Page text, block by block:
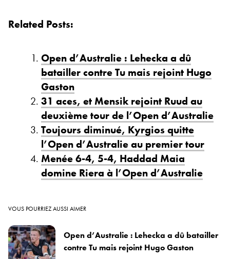
Related Posts:
Open d’Australie : Lehecka a dû
batailler contre Tu mais rejoint Hugo
Gaston
31 aces, et Mensik rejoint Ruud au
deuxième tour de l’Open d’Australie
Toujours diminué, Kyrgios quitte
l’Open d’Australie au premier tour
Menée 6-4, 5-4, Haddad Maia
domine Riera à l’Open d’Australie
VOUS POURRIEZ AUSSI AIMER
Open d’Australie : Lehecka a dû batailler
contre Tu mais rejoint Hugo Gaston